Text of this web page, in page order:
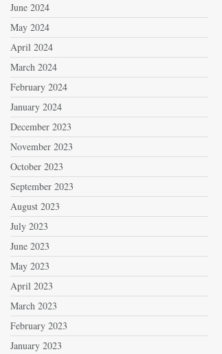
June 2024
May 2024
April 2024
March 2024
February 2024
January 2024
December 2023
November 2023
October 2023
September 2023
August 2023
July 2023
June 2023
May 2023
April 2023
March 2023
February 2023
January 2023